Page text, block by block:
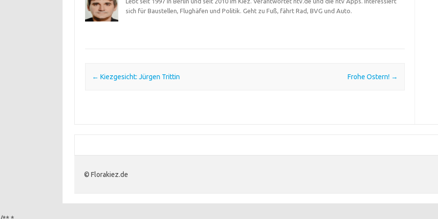
sich für Baustellen, Flughäfen und Politik. Geht zu Fuß, fährt Rad, BVG und Auto.
Post navigation
← Kiezgesicht: Jürgen Trittin Frohe Ostern! →
© Florakiez.de